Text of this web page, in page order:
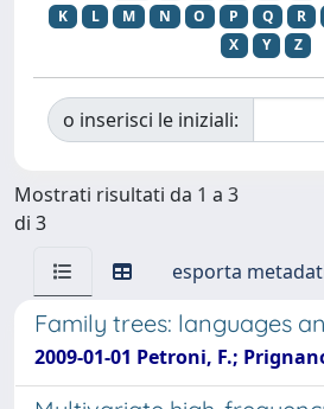
K
L M N O P Q R
X
Y Z
o inserisci le iniziali:
Mostrati risultati da 1 a 3
di 3
esporta
Family trees: languages
2009-01-01 Petroni, F.;